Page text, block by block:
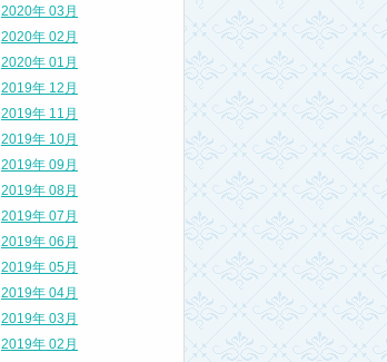
2020年 03月
2020年 02月
2020年 01月
2019年 12月
2019年 11月
2019年 10月
2019年 09月
2019年 08月
2019年 07月
2019年 06月
2019年 05月
2019年 04月
2019年 03月
2019年 02月